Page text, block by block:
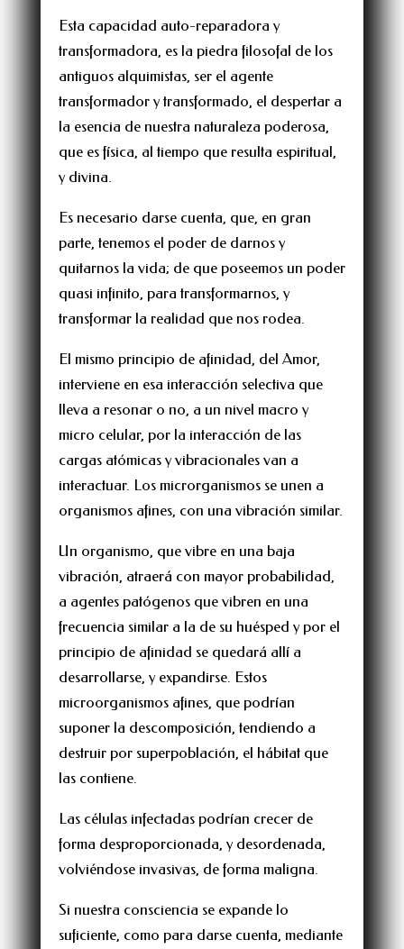
Esta capacidad auto-reparadora y
transformadora, es la piedra filosofal de los
antiguos alquimistas, ser el agente
transformador y transformado, el despertar a
la esencia de nuestra naturaleza poderosa,
que es física, al tiempo que resulta espiritual,
y divina.
Es necesario darse cuenta, que, en gran
parte, tenemos el poder de darnos y
quitarnos la vida; de que poseemos un poder
quasi infinito, para transformarnos, y
transformar la realidad que nos rodea.
El mismo principio de afinidad, del Amor,
interviene en esa interacción selectiva que
lleva a resonar o no, a un nivel macro y
micro celular, por la interacción de las
cargas atómicas y vibracionales van a
interactuar. Los microrganismos se unen a
organismos afines, con una vibración similar.
Un organismo, que vibre en una baja
vibración, atraerá con mayor probabilidad,
a agentes patógenos que vibren en una
frecuencia similar a la de su huésped y por el
principio de afinidad se quedará allí a
desarrollarse, y expandirse. Estos
microorganismos afines, que podrían
suponer la descomposición, tendiendo a
destruir por superpoblación, el hábitat que
las contiene.
Las células infectadas podrían crecer de
forma desproporcionada, y desordenada,
volviéndose invasivas, de forma maligna.
Si nuestra consciencia se expande lo
suficiente, como para darse cuenta, mediante